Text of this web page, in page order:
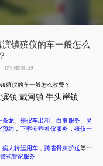
镇殡仪的车一般怎么
访问数量:59
殡仪的车一般怎么收费？
镇 戴河镇 牛头崖镇
条龙 殡仪车出租 、白事服务
灵
预约 ， 下葬安葬礼仪服务 ， 殡仪一
病人转运用车 ， 跨省骨灰护送等一
式管家服务